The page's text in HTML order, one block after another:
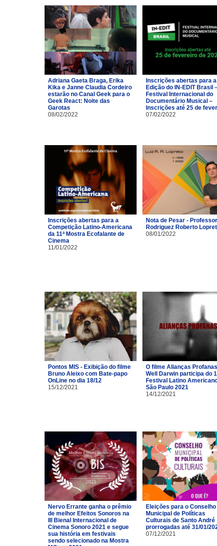
Adriana Gaeta Braga, Erika
Kika e Janne Claudia Cordeiro
estarão no Canal Geek para o
Geek React: Noite das
Garotas
08/02/2022
Inscrições abertas para a
Edição do IN-EDIT Brasil
Festival Internacional do
Documentário Musical –
Inscrições até 25 de
07/02/2022
Inscrições abertas para a
Competição Latino-Americana
da 11ª Mostra Ecofalante de
Cinema
11/01/2022
Nota de Pesar -
Rodriguez Roberto
08/01/2022
Pontos MIS - Exibição do filme
Bruno Aleixo com Bate-papo
OnLine no dia 18/12
15/12/2021
O filme Alianças
Well Darwin participa do
Festival Latino
São Paulo 2021
14/12/2021
Nervo Errante ganha o prêmio
de melhor Efeitos Sonoros na
III Bienal Internacional de
Cinema Sonoro 2021 e segue
sua história em festivais
sendo selecionado na Mostra
Eleições para o Conselho
Municipal de Políticas
Culturais de Santo André
prorrogadas até 31/01/
07/12/2021